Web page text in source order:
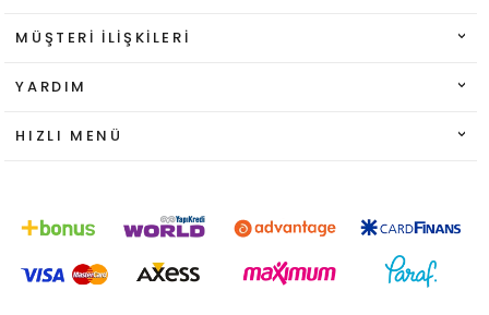
MÜŞTERI İLIŞKILERI
YARDIM
HIZLI MENÜ